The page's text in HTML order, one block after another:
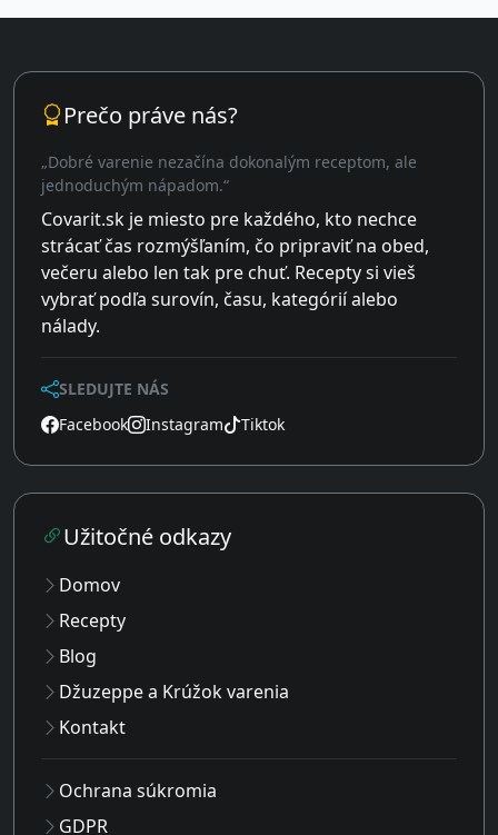
Prečo práve nás?
„Dobré varenie nezačína dokonalým receptom, ale
jednoduchým nápadom.“
Covarit.sk je miesto pre každého, kto nechce
strácať čas rozmýšľaním, čo pripraviť na obed,
večeru alebo len tak pre chuť. Recepty si vieš
vybrať podľa surovín, času, kategórií alebo
nálady.
SLEDUJTE NÁS
Facebook
Instagram Tiktok
Užitočné odkazy
Domov
Recepty
Blog
Džuzeppe a Krúžok varenia
Kontakt
Ochrana súkromia
GDPR